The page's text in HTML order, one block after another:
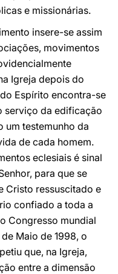
e missionárias.
insere-se assim
movimentos
Igreja depois do
Espírito encontra-se
serviço da edificação
um testemunho da
de cada homem.
eclesiais é sinal
para que se
Cristo ressuscitado e
confiado a toda a
Congresso mundial
Maio de 1998, o
que, na Igreja,
entre a dimensão